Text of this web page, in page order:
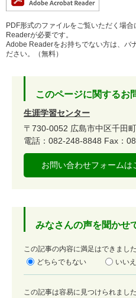
PDF形式のファイルをご覧いただく場
Readerが必要です。
Adobe Readerをお持ちでない方は、バ
ださい。（無料）
このページに関するお
生涯学習センター
〒730-0052 広島市中区千田
電話：082-248-8848 Fax：
お問い合わせフォームは
みなさんの声を聞かせ
満
足
この記事の内容に満足はできまし
どちらでもない
いいえ
容
この記事は容易に見つけられまし